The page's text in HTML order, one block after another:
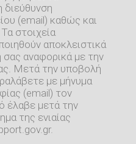
διεύθυνση
(email) καθώς και
στοιχεία
αποκλειστικά
αναφορικά με την
Μετά την υποβολή
με μήνυμα
(email) τον
έλαβε μετά την
της ενιαίας